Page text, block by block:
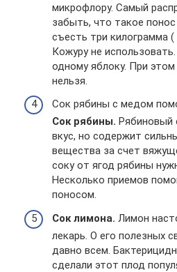
микрофлору. Самый
забыть, что такое
съесть три килограмма
Кожуру не
одному яблоку. При
нельзя.
Сок рябины с медом
Сок рябины. Рябиновый
вкус, но содержит
вещества за счет
соку от ягод рябины
Несколько приемов
поносом.
Сок лимона. Лимон
лекарь. О его полезных
давно всем.
сделали этот плод